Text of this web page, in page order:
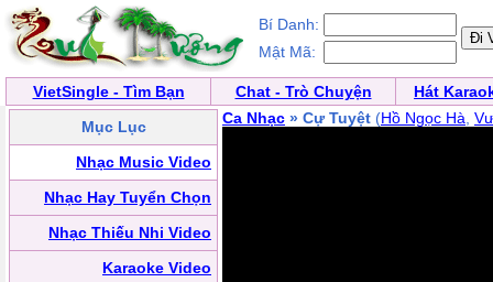
Bí Danh:
Mật Mã:
VietSingle - Tìm Bạn Chat - Trò Chuyện
Hát
Mục Lục
Nhạc Music Video
Nhạc Hay Tuyển Chọn
Nhạc Thiếu Nhi Video
Karaoke Video
Ca Nhạc » Cự Tuyệt (Hồ Ngọc Hà